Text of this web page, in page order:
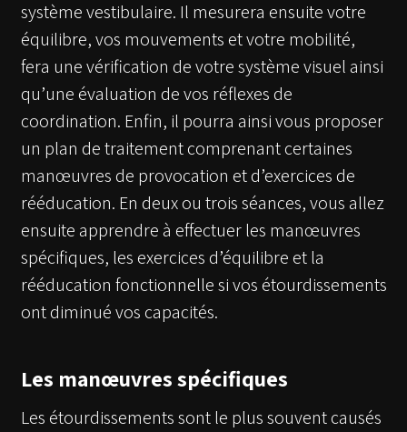
système vestibulaire. Il mesurera ensuite votre
équilibre, vos mouvements et votre mobilité,
fera une vérification de votre système visuel ainsi
qu’une évaluation de vos réflexes de
coordination. Enfin, il pourra ainsi vous proposer
un plan de traitement comprenant certaines
manœuvres de provocation et d’exercices de
rééducation. En deux ou trois séances, vous allez
ensuite apprendre à effectuer les manœuvres
spécifiques, les exercices d’équilibre et la
rééducation fonctionnelle si vos étourdissements
ont diminué vos capacités.
Les manœuvres spécifiques
Les étourdissements sont le plus souvent causés